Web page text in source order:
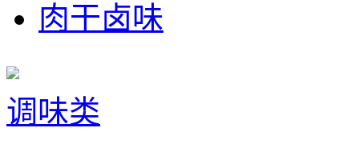
肉干卤味
调味类